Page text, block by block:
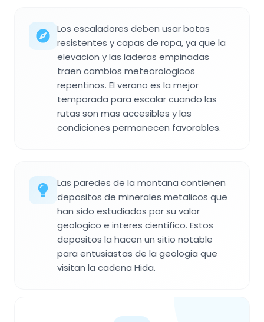
Los escaladores deben usar botas
resistentes y capas de ropa, ya que la
elevacion y las laderas empinadas
traen cambios meteorologicos
repentinos. El verano es la mejor
temporada para escalar cuando las
rutas son mas accesibles y las
condiciones permanecen favorables.
Las paredes de la montana contienen
depositos de minerales metalicos que
han sido estudiados por su valor
geologico e interes cientifico. Estos
depositos la hacen un sitio notable
para entusiastas de la geologia que
visitan la cadena Hida.